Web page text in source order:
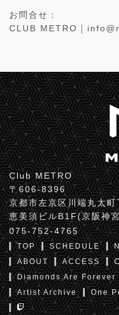
お問合せ：
CLUB METRO｜
Club METRO
〒606-8396
京都市左京区川端丸太
恵美須ビルB1F(京阪神
075-752-4765
TOP SCHEDULE
ABOUT
ACCESS
Diamonds Are Forever
Artist Archive
One